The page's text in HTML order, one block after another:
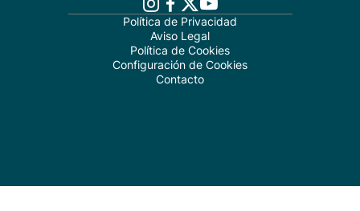
Política de Privacidad
Aviso Legal
Política de Cookies
Configuración de Cookies
Contacto